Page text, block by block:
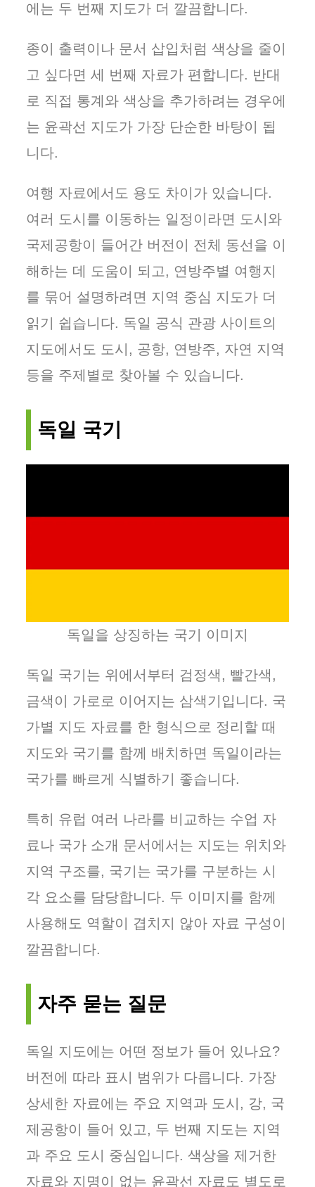
에는 두 번째 지도가 더 깔끔합니다.
종이 출력이나 문서 삽입처럼 색상을 줄이
고 싶다면 세 번째 자료가 편합니다. 반대
로 직접 통계와 색상을 추가하려는 경우에
는 윤곽선 지도가 가장 단순한 바탕이 됩
니다.
여행 자료에서도 용도 차이가 있습니다.
여러 도시를 이동하는 일정이라면 도시와
국제공항이 들어간 버전이 전체 동선을 이
해하는 데 도움이 되고, 연방주별 여행지
를 묶어 설명하려면 지역 중심 지도가 더
읽기 쉽습니다. 독일 공식 관광 사이트의
지도에서도 도시, 공항, 연방주, 자연 지역
등을 주제별로 찾아볼 수 있습니다.
독일 국기
독일을 상징하는 국기 이미지
독일 국기는 위에서부터 검정색, 빨간색,
금색이 가로로 이어지는 삼색기입니다. 국
가별 지도 자료를 한 형식으로 정리할 때
지도와 국기를 함께 배치하면 독일이라는
국가를 빠르게 식별하기 좋습니다.
특히 유럽 여러 나라를 비교하는 수업 자
료나 국가 소개 문서에서는 지도는 위치와
지역 구조를, 국기는 국가를 구분하는 시
각 요소를 담당합니다. 두 이미지를 함께
사용해도 역할이 겹치지 않아 자료 구성이
깔끔합니다.
자주 묻는 질문
독일 지도에는 어떤 정보가 들어 있나요?
버전에 따라 표시 범위가 다릅니다. 가장
상세한 자료에는 주요 지역과 도시, 강, 국
제공항이 들어 있고, 두 번째 지도는 지역
과 주요 도시 중심입니다. 색상을 제거한
자료와 지명이 없는 윤곽선 자료도 별도로